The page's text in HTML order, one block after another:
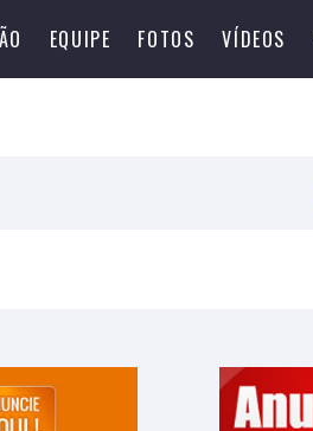
EQUIPE FOTOS VÍDEOS